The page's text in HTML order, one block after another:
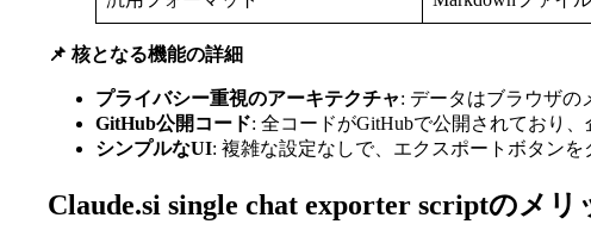
📌 核となる機能の詳細
プライバシー重視のアーキテクチャ: データはブラウザの
GitHub公開コード: 全コードがGitHubで公開されており
シンプルなUI: 複雑な設定なしで、エクスポートボタン
Claude.si single chat exporter scriptのメ